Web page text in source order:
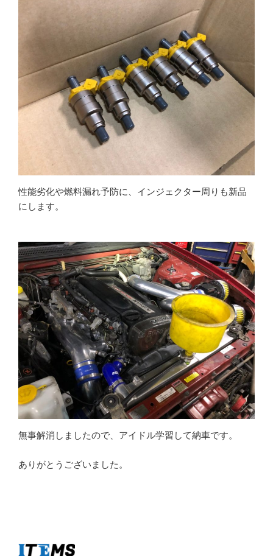
性能劣化や燃料漏れ予防に、インジェクター周りも新品
にします。
無事解消しましたので、アイドル学習して納車です。
ありがとうございました。